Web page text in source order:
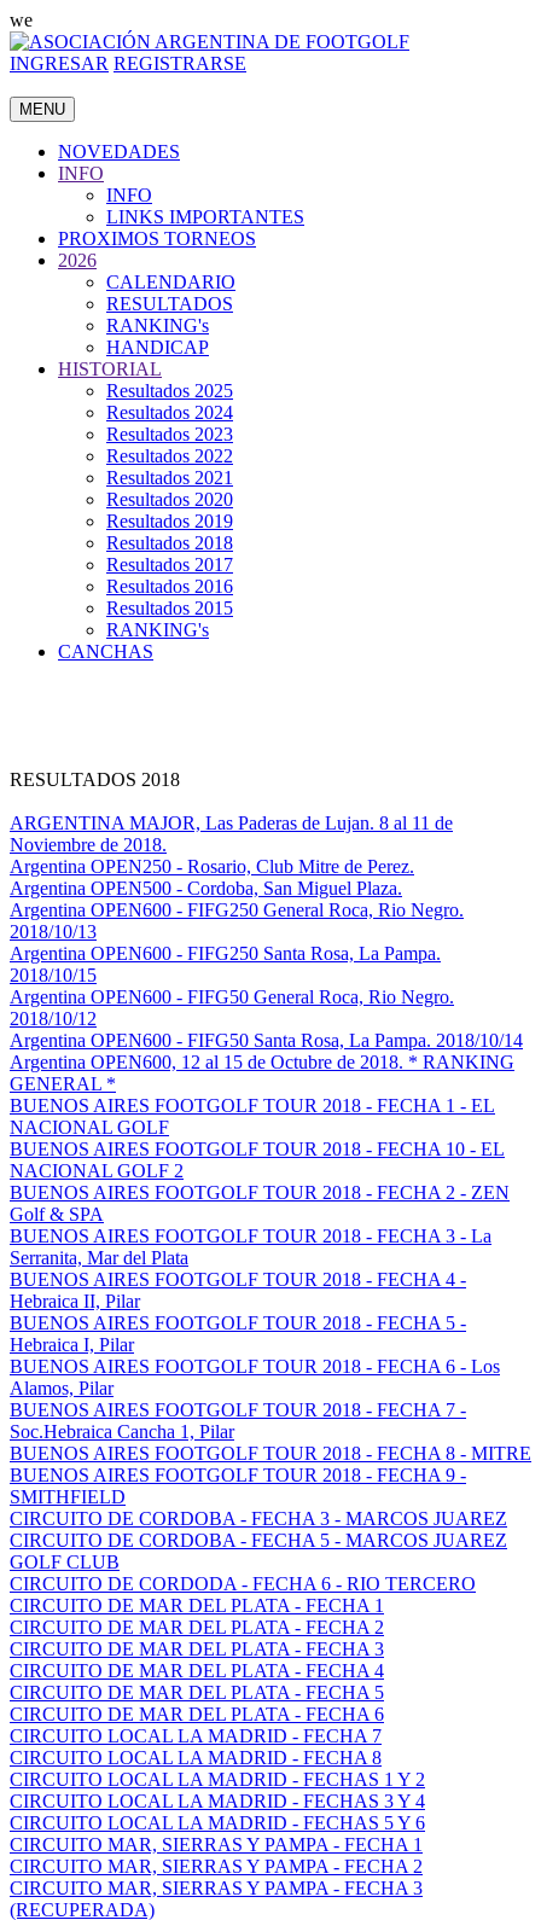
we
INGRESAR REGISTRARSE
MENU
NOVEDADES
INFO
INFO
LINKS IMPORTANTES
PROXIMOS TORNEOS
2026
CALENDARIO
RESULTADOS
RANKING's
HANDICAP
HISTORIAL
Resultados 2025
Resultados 2024
Resultados 2023
Resultados 2022
Resultados 2021
Resultados 2020
Resultados 2019
Resultados 2018
Resultados 2017
Resultados 2016
Resultados 2015
RANKING's
CANCHAS
RESULTADOS 2018
ARGENTINA MAJOR, Las Paderas de Lujan. 8 al 11 de
Noviembre de 2018.
Argentina OPEN250 - Rosario, Club Mitre de Perez.
Argentina OPEN500 - Cordoba, San Miguel Plaza.
Argentina OPEN600 - FIFG250 General Roca, Rio Negro.
2018/10/13
Argentina OPEN600 - FIFG250 Santa Rosa, La Pampa.
2018/10/15
Argentina OPEN600 - FIFG50 General Roca, Rio Negro.
2018/10/12
Argentina OPEN600 - FIFG50 Santa Rosa, La Pampa. 2018/10/14
Argentina OPEN600, 12 al 15 de Octubre de 2018. * RANKING
GENERAL *
BUENOS AIRES FOOTGOLF TOUR 2018 - FECHA 1 - EL
NACIONAL GOLF
BUENOS AIRES FOOTGOLF TOUR 2018 - FECHA 10 - EL
NACIONAL GOLF 2
BUENOS AIRES FOOTGOLF TOUR 2018 - FECHA 2 - ZEN
Golf & SPA
BUENOS AIRES FOOTGOLF TOUR 2018 - FECHA 3 - La
Serranita, Mar del Plata
BUENOS AIRES FOOTGOLF TOUR 2018 - FECHA 4 -
Hebraica II, Pilar
BUENOS AIRES FOOTGOLF TOUR 2018 - FECHA 5 -
Hebraica I, Pilar
BUENOS AIRES FOOTGOLF TOUR 2018 - FECHA 6 - Los
Alamos, Pilar
BUENOS AIRES FOOTGOLF TOUR 2018 - FECHA 7 -
Soc.Hebraica Cancha 1, Pilar
BUENOS AIRES FOOTGOLF TOUR 2018 - FECHA 8 - MITRE
BUENOS AIRES FOOTGOLF TOUR 2018 - FECHA 9 -
SMITHFIELD
CIRCUITO DE CORDOBA - FECHA 3 - MARCOS JUAREZ
CIRCUITO DE CORDOBA - FECHA 5 - MARCOS JUAREZ
GOLF CLUB
CIRCUITO DE CORDODA - FECHA 6 - RIO TERCERO
CIRCUITO DE MAR DEL PLATA - FECHA 1
CIRCUITO DE MAR DEL PLATA - FECHA 2
CIRCUITO DE MAR DEL PLATA - FECHA 3
CIRCUITO DE MAR DEL PLATA - FECHA 4
CIRCUITO DE MAR DEL PLATA - FECHA 5
CIRCUITO DE MAR DEL PLATA - FECHA 6
CIRCUITO LOCAL LA MADRID - FECHA 7
CIRCUITO LOCAL LA MADRID - FECHA 8
CIRCUITO LOCAL LA MADRID - FECHAS 1 Y 2
CIRCUITO LOCAL LA MADRID - FECHAS 3 Y 4
CIRCUITO LOCAL LA MADRID - FECHAS 5 Y 6
CIRCUITO MAR, SIERRAS Y PAMPA - FECHA 1
CIRCUITO MAR, SIERRAS Y PAMPA - FECHA 2
CIRCUITO MAR, SIERRAS Y PAMPA - FECHA 3
(RECUPERADA)